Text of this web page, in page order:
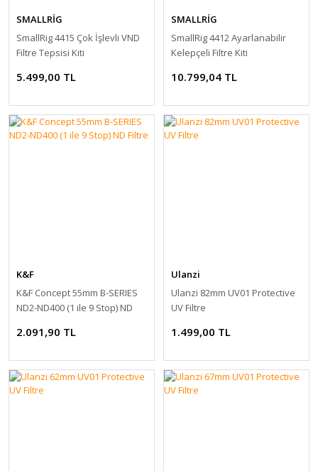
SMALLRİG
SmallRig 4415 Çok İşlevli VND
Filtre Tepsisi Kiti
5.499,00 TL
SMALLRİG
SmallRig 4412 Ayarlanabilir
Kelepçeli Filtre Kiti
10.799,04 TL
K&F
K&F Concept 55mm B-SERIES
ND2-ND400 (1 ile 9 Stop) ND
2.091,90 TL
Ulanzi
Ulanzi 82mm UV01 Protective
UV Filtre
1.499,00 TL